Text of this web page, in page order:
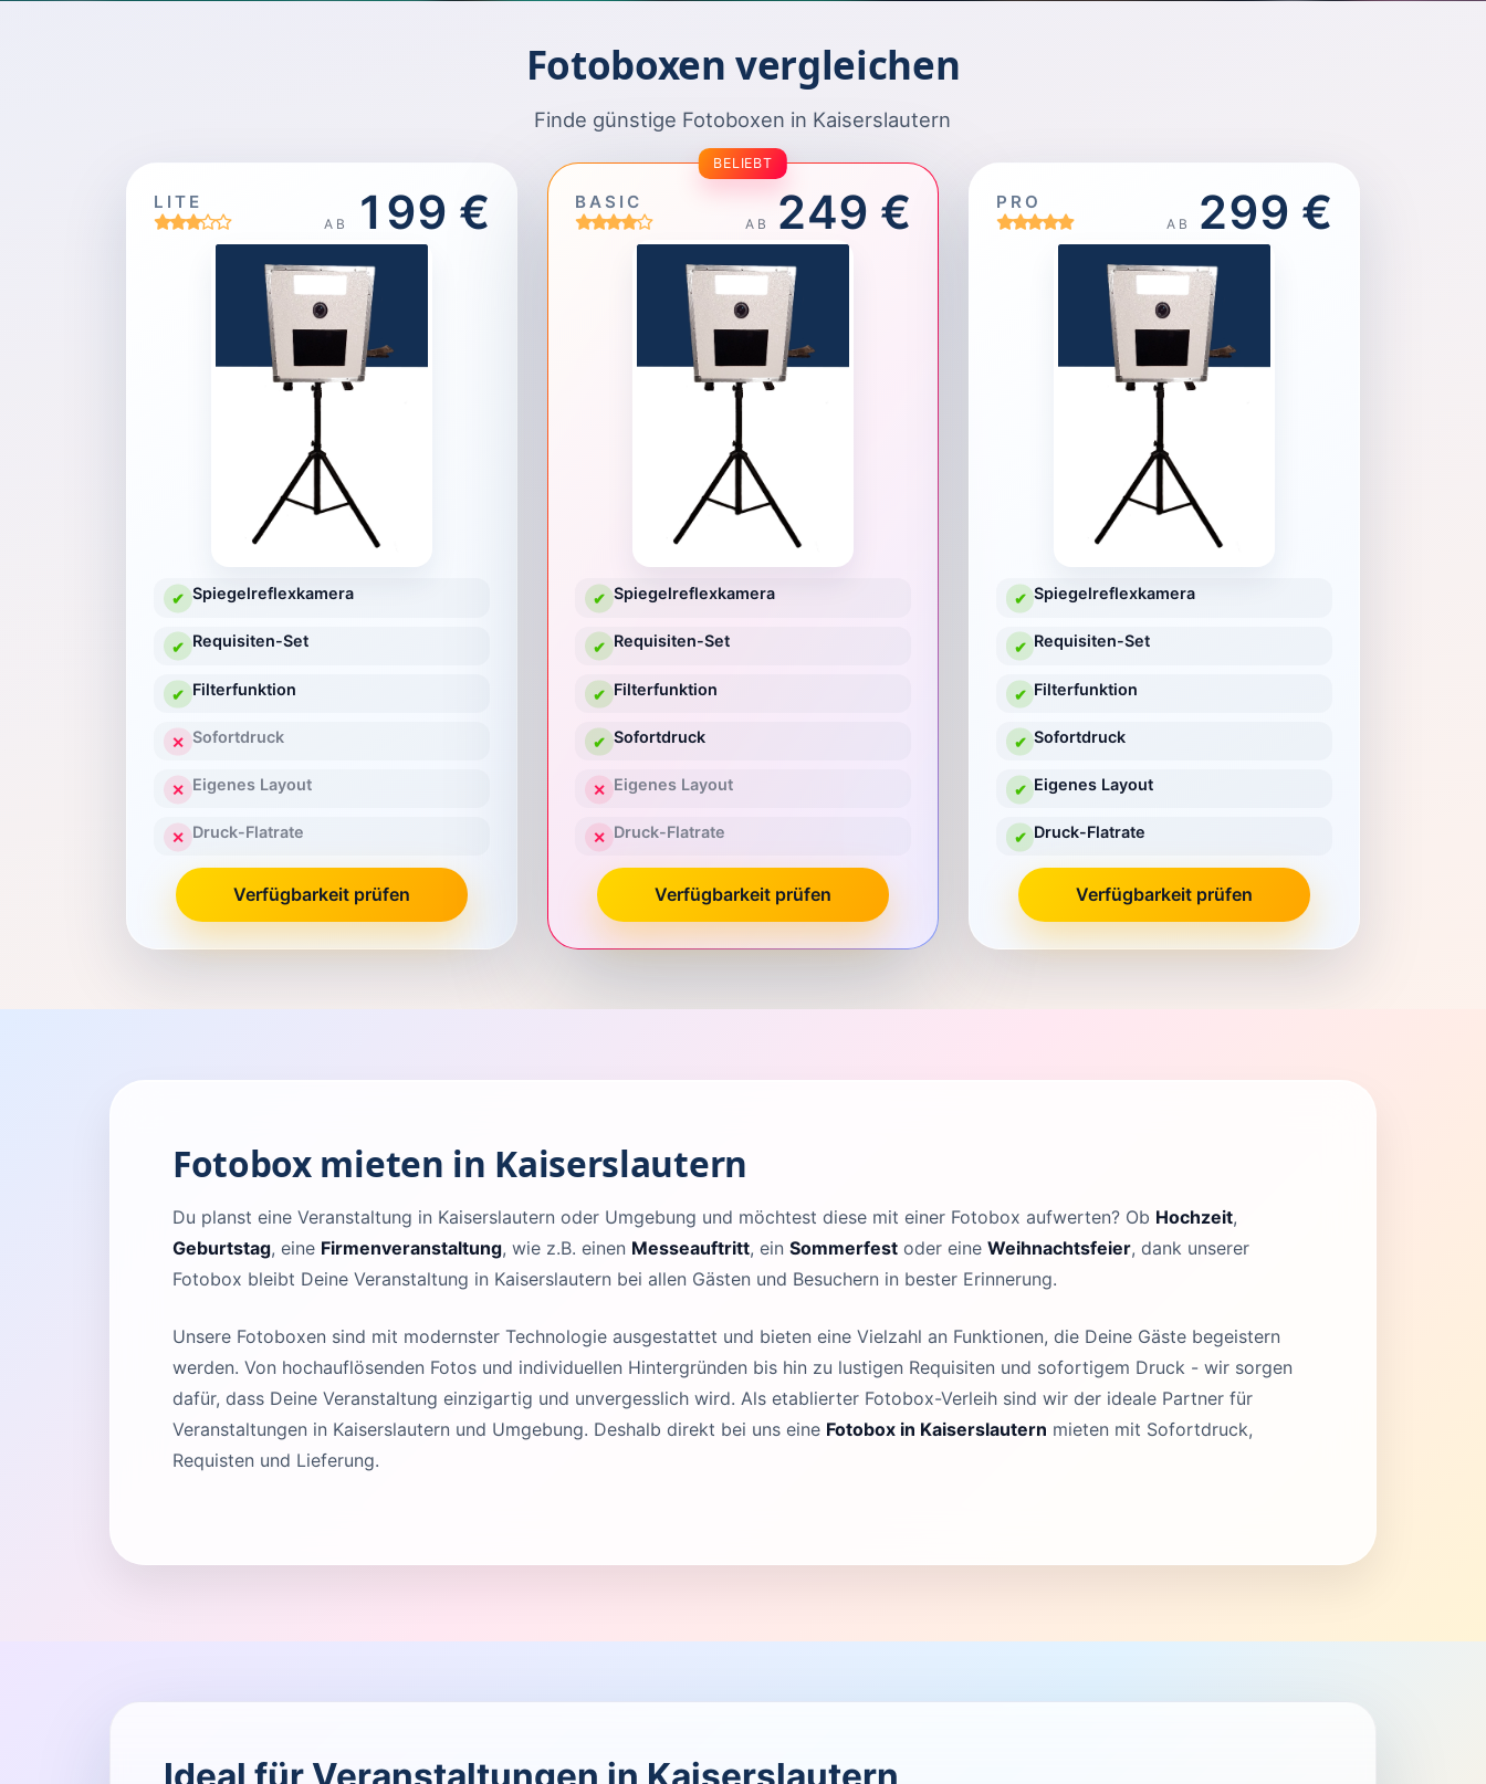
Fotoboxen vergleichen
Finde günstige Fotoboxen in Kaiserslautern
LITE
AB 199 €
✔ Spiegelreflexkamera
✔ Requisiten-Set
✔ Filterfunktion
✕ Sofortdruck
✕ Eigenes Layout
✕ Druck-Flatrate
Verfügbarkeit prüfen
BELIEBT
BASIC
AB 249 €
✔ Spiegelreflexkamera
✔ Requisiten-Set
✔ Filterfunktion
✔ Sofortdruck
✕ Eigenes Layout
✕ Druck-Flatrate
Verfügbarkeit prüfen
PRO
AB 299 €
✔ Spiegelreflexkamera
✔ Requisiten-Set
✔ Filterfunktion
✔ Sofortdruck
✔ Eigenes Layout
✔ Druck-Flatrate
Verfügbarkeit prüfen
Fotobox mieten in Kaiserslautern
Du planst eine Veranstaltung in Kaiserslautern oder Umgebung und möchtest diese mit einer Fotobox aufwerten? Ob Hochzeit,
Geburtstag, eine Firmenveranstaltung, wie z.B. einen Messeauftritt, ein Sommerfest oder eine Weihnachtsfeier, dank unserer
Fotobox bleibt Deine Veranstaltung in Kaiserslautern bei allen Gästen und Besuchern in bester Erinnerung.
Unsere Fotoboxen sind mit modernster Technologie ausgestattet und bieten eine Vielzahl an Funktionen, die Deine Gäste begeistern
werden. Von hochauflösenden Fotos und individuellen Hintergründen bis hin zu lustigen Requisiten und sofortigem Druck - wir sorgen
dafür, dass Deine Veranstaltung einzigartig und unvergesslich wird. Als etablierter Fotobox-Verleih sind wir der ideale Partner für
Veranstaltungen in Kaiserslautern und Umgebung. Deshalb direkt bei uns eine Fotobox in Kaiserslautern mieten mit Sofortdruck,
Requisten und Lieferung.